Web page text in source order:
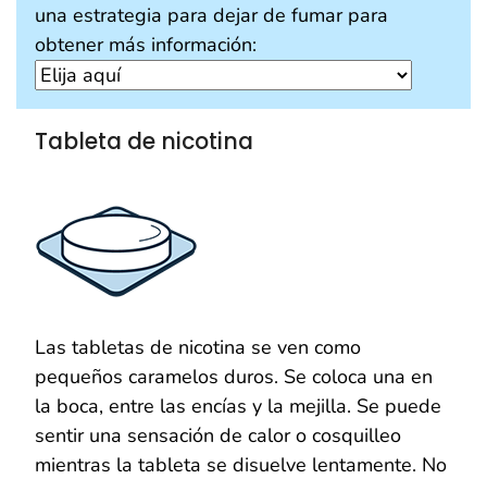
una estrategia para dejar de fumar para
obtener más información:
Tableta de nicotina
Las tabletas de nicotina se ven como
pequeños caramelos duros. Se coloca una en
la boca, entre las encías y la mejilla. Se puede
sentir una sensación de calor o cosquilleo
mientras la tableta se disuelve lentamente. No